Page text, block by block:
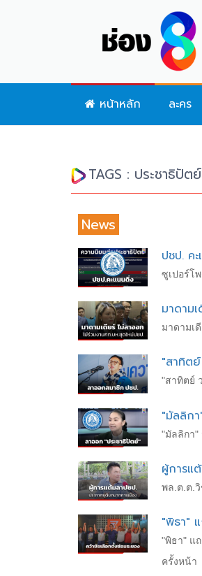
หน้าหลัก ละคร
TAGS : ประชาธิปัตย์
News
ปชป. ค
ซูเปอร์โ
มาดาม
มาดามเ
"สาทิต
"สาทิตย์
"มัลลิก
"มัลลิกา"
ผู้การแ
พล.ต.ต.
"พิธา"
"พิธา" แ
ครั้งหน้า